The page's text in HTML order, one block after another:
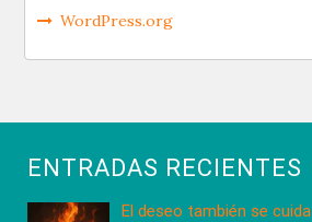
WordPress.org
ENTRADAS RECIENTES
El deseo también se cuida